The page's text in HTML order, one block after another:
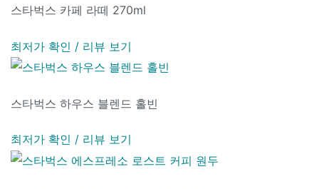
스타벅스 카페 라떼 270ml
최저가 확인 / 리뷰 보기
스타벅스 하우스 블렌드 홀빈
최저가 확인 / 리뷰 보기